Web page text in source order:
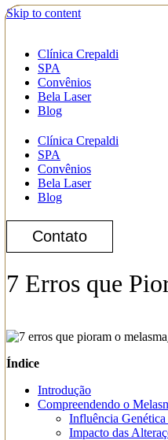
Skip to content
Clínica Crepaldi
SPA
Convênios
Bela Laser
Blog
Clínica Crepaldi
SPA
Convênios
Bela Laser
Blog
Contato
7 Erros que
Índice
Introdução
Compreendendo o
Influência
Impacto das